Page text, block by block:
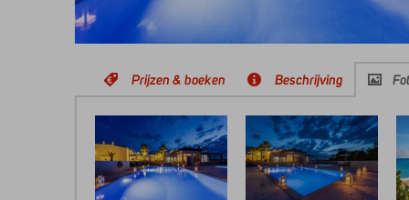
Prijzen & boeken Beschrijving